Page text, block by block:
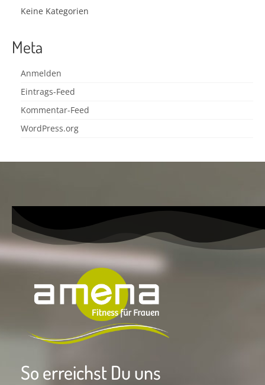
Keine Kategorien
Meta
Anmelden
Eintrags-Feed
Kommentar-Feed
WordPress.org
So erreichst Du uns